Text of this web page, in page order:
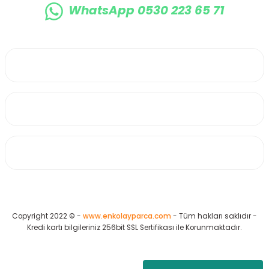
WhatsApp 0530 223 65 71
Copyright 2022 © - www.enkolayparca.com - Tüm hakları saklıdır -
Kredi kartı bilgileriniz 256bit SSL Sertifikası ile Korunmaktadır.